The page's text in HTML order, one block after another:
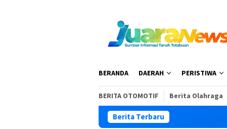
BERANDA DAERAH PERISTIWA
BERITA OTOMOTIF Berita Olahraga
Berita Terbaru